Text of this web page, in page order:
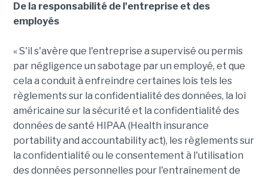
De la responsabilité de l'entreprise et des
employés
« S'il s'avère que l'entreprise a supervisé ou permis
par négligence un sabotage par un employé, et que
cela a conduit à enfreindre certaines lois tels les
règlements sur la confidentialité des données, la loi
américaine sur la sécurité et la confidentialité des
données de santé HIPAA (Health insurance
portability and accountability act), les règlements sur
la confidentialité ou le consentement à l'utilisation
des données personnelles pour l'entraînement de